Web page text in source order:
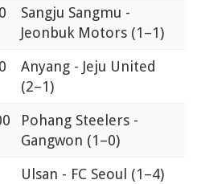
Sangju Sangmu -
Jeonbuk Motors (1–1)
Anyang - Jeju United
(2–1)
Pohang Steelers -
Gangwon (1–0)
Ulsan - FC Seoul (1–4)